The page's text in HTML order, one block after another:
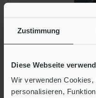
Zustimmung
Diese Webseite
Wir verwenden
personalisieren,
Modellreihe VL-